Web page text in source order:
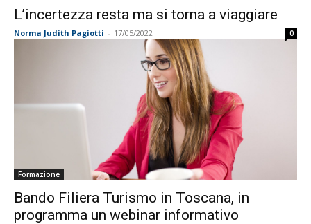
L’incertezza resta ma si torna a viaggiare
Norma Judith Pagiotti - 17/05/2022 0
Formazione
Bando Filiera Turismo in Toscana, in
programma un webinar informativo